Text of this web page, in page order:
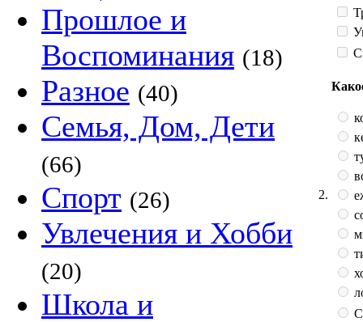
Прошлое и
Воспоминания (18)
Разное (40)
Семья, Дом, Дети
(66)
Спорт (26)
Увлечения и Хобби
(20)
Школа и
2.